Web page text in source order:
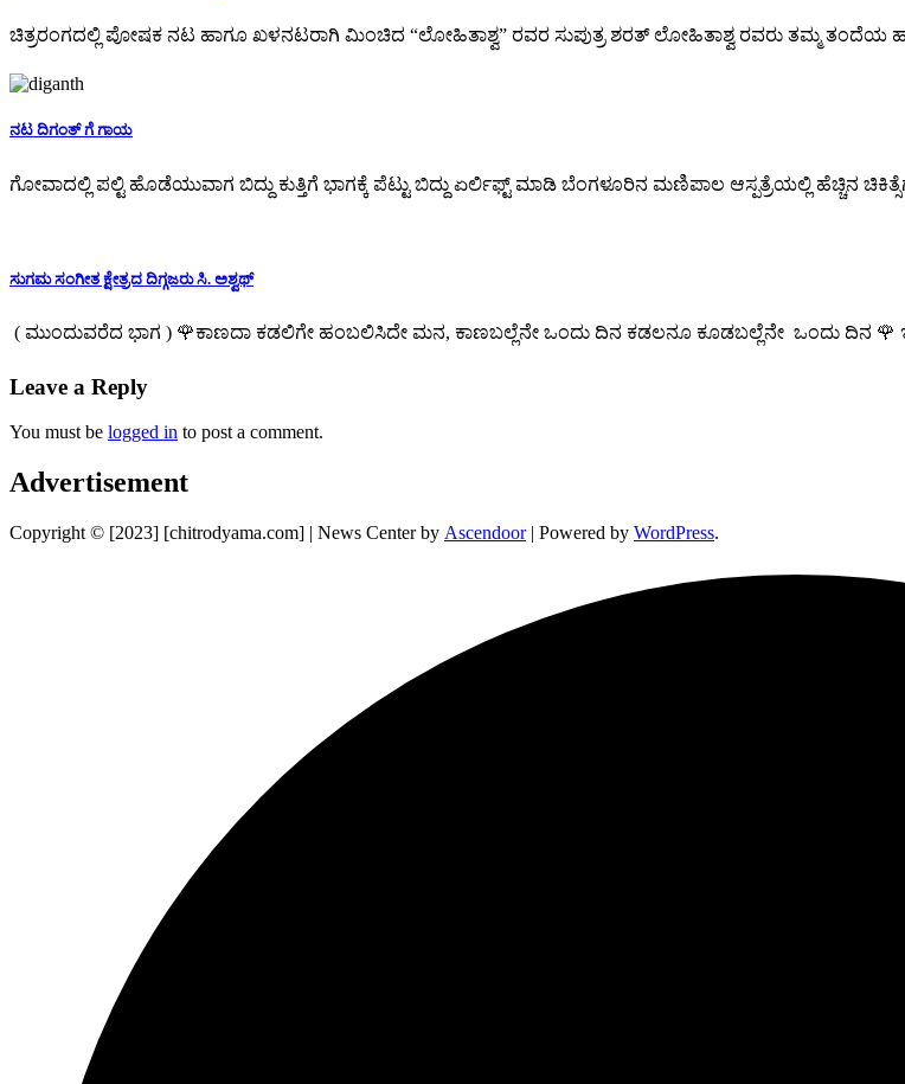
ಚಿತ್ರರಂಗದಲ್ಲಿ ಪೋಷಕ ನಟ ಹಾಗೂ ಖಳನಟರಾಗಿ ಮಿಂಚಿದ “ಲೋಹಿತಾಶ್ವ” ರವರ ಸುಪುತ್ರ ಶರತ್ ಲೋಹಿತಾಶ್ವ ರವರು ತಮ್ಮ ತಂದೆಯ
ನಟ ದಿಗಂತ್ ಗೆ ಗಾಯ
ಗೋವಾದಲ್ಲಿ ಪಲ್ಟಿ ಹೊಡೆಯುವಾಗ ಬಿದ್ದು ಕುತ್ತಿಗೆ ಭಾಗಕ್ಕೆ ಪೆಟ್ಟು ಬಿದ್ದು ಏರ್ಲಿಫ್ಟ್ ಮಾಡಿ ಬೆಂಗಳೂರಿನ ಮಣಿಪಾಲ ಆಸ್ಪತ್ರೆಯಲ್ಲಿ ಹೆಚ್ಚಿನ
ಸುಗಮ ಸಂಗೀತ ಕ್ಷೇತ್ರದ ದಿಗ್ಗಜರು ಸಿ. ಅಶ್ವಥ್
( ಮುಂದುವರೆದ ಭಾಗ ) 🌹ಕಾಣದಾ ಕಡಲಿಗೇ ಹಂಬಲಿಸಿದೇ ಮನ, ಕಾಣಬಲ್ಲೆನೇ ಒಂದು ದಿನ ಕಡಲನೂ ಕೂಡಬಲ್ಲೆನೇ ಒಂದು ದಿನ
Leave a Reply
You must be logged in to post a comment.
Advertisement
Copyright © [2023] [chitrodyama.com] | News Center by Ascendoor| Powered by WordPress.